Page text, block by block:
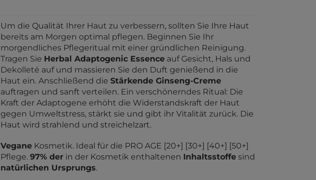
Um die Qualität Ihrer Haut zu verbessern, sollten Sie Ihre Haut
bereits am Morgen optimal pflegen. Beginnen Sie Ihr
morgendliches Pflegeritual mit einer gründlichen Reinigung.
Tragen Sie Herbal Adaptogenic Essence auf Gesicht, Hals und
Dekolleté auf und massieren Sie den Duft genießend in die
Haut ein. Anschließend die Stärkende Ginseng-Creme
auftragen und sanft verteilen. Ein verschönerndes Ritual: Die
Kraft der Adaptogene erhöht die Widerstandskraft der Haut
gegen Umweltstress, stärkt sie und gibt ihr Vitalität zurück. Die
Haut wird strahlend und streichelzart.
Vegane Kosmetik. Ideal für die PRO AGE [20+] [30+] [40+] [50+]
Pflege. 97% der in der Kosmetik enthaltenen Inhaltsstoffe sind
natürlichen Ursprungs.